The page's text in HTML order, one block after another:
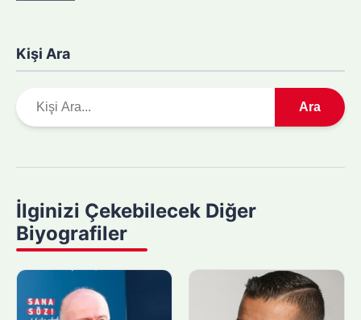
Kişi Ara
r
y
a
p
n
Ara
İlginizi Çekebilecek Diğer
Biyografiler